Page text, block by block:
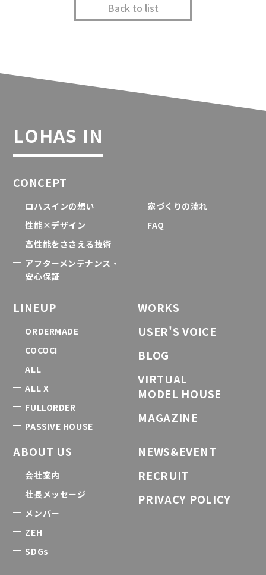
Back to list
LOHAS IN
CONCEPT
ロハスインの想い
性能×デザイン
高性能をささえる技術
アフターメンテナンス・
安心保証
家づくりの流れ
FAQ
LINEUP
ORDERMADE
COCOCI
ALL
ALL X
FULLORDER
PASSIVE HOUSE
WORKS
USER'S VOICE
BLOG
VIRTUAL
MODEL HOUSE
MAGAZINE
ABOUT US
会社案内
社長メッセージ
メンバー
ZEH
SDGs
NEWS&EVENT
RECRUIT
PRIVACY POLICY